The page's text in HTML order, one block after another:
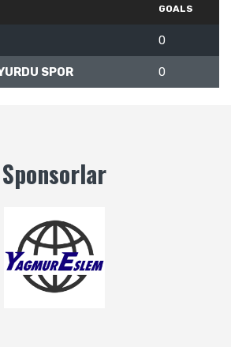
GOALS
0
SPOR 0
Sponsorlar